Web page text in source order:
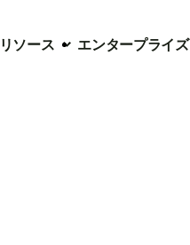
リソース エンタープライズ